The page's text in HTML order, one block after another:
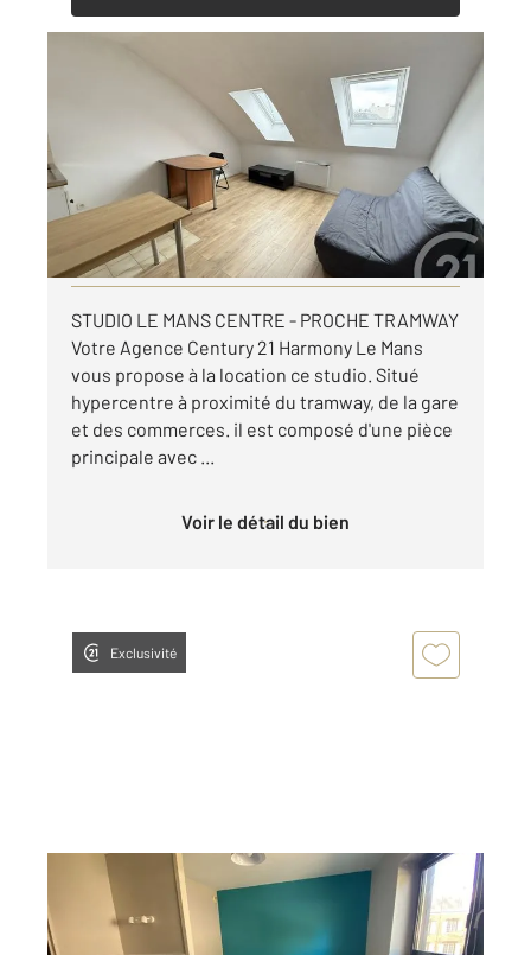
, 1 pièce
Appartement Studio à louer
402 €
par mois charges comprises
Visiter le site dédié
STUDIO LE MANS CENTRE - PROCHE TRAMWAY
Votre Agence Century 21 Harmony Le Mans
vous propose à la location ce studio. Situé
hypercentre à proximité du tramway, de la gare
et des commerces. il est composé d'une pièce
principale avec ...
Voir le détail du bien
Exclusivité
LE MANS 72
19,81 m
, 1 pièce
Ref : 44536